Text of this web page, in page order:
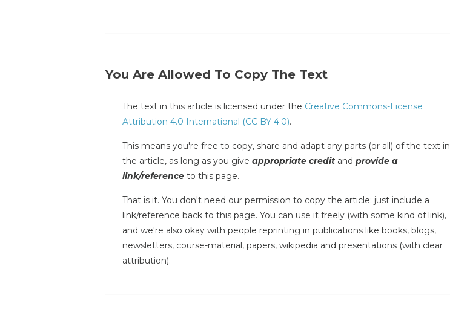
You Are Allowed To Copy The Text
The text in this article is licensed under the Creative Commons-License
Attribution 4.0 International (CC BY 4.0).
This means you're free to copy, share and adapt any parts (or all) of the text in
the article, as long as you give appropriate credit and provide a
link/reference to this page.
That is it. You don't need our permission to copy the article; just include a
link/reference back to this page. You can use it freely (with some kind of link),
and we're also okay with people reprinting in publications like books, blogs,
newsletters, course-material, papers, wikipedia and presentations (with clear
attribution).